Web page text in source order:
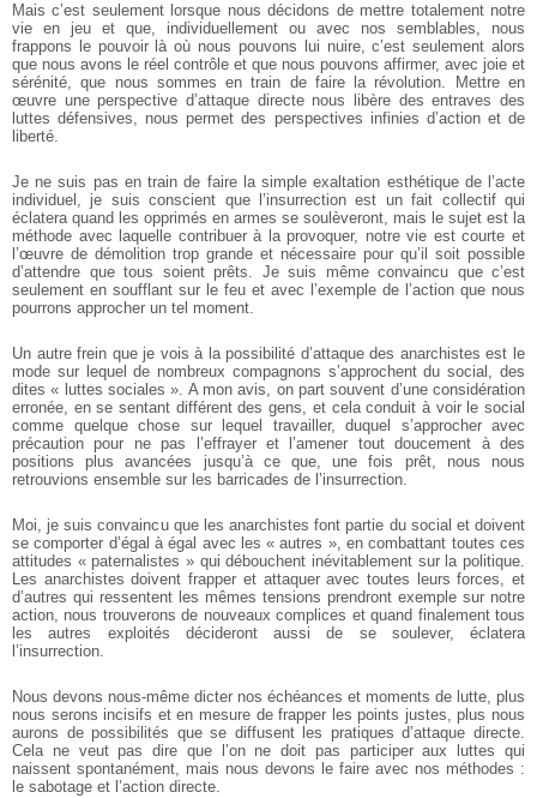
Mais c’est seulement lorsque nous décidons de mettre totalement notre
vie en jeu et que, individuellement ou avec nos semblables, nous
frappons le pouvoir là où nous pouvons lui nuire, c’est seulement alors
que nous avons le réel contrôle et que nous pouvons affirmer, avec joie et
sérénité, que nous sommes en train de faire larévolution. Mettre en
œuvre une perspective d’attaque directe nous libère des entraves des
luttes défensives, nous permet des perspectives infinies d’action et de
liberté.
Je ne suis pas en train de faire la simple exaltation esthétique de l’acte
individuel, je suis conscient que l’insurrection est un fait collectif qui
éclatera quand les opprimés en armes se soulèveront, mais le sujet est la
méthode avec laquelle contribuer à la provoquer, notre vie est courte et
l’œuvre de démolition trop grande et nécessaire pour qu’il soit possible
d’attendre que tous soient prêts. Je suis mêmeconvaincu que c’est
seulement en soufflant sur le feu et avec l’exemple de l’action que nous
pourrons approcher un tel moment.
Un autre frein que je vois à la possibilité d’attaque des anarchistes est le
mode sur lequel de nombreux compagnons s’approchent du social, des
dites « luttes sociales ». A mon avis, on part souvent d’une considération
erronée, en se sentant différent des gens, et cela conduit à voir le social
comme quelque chose sur lequel travailler, duquel
s’approcher avec
précaution pour ne pas l’effrayer et l’amener tout doucement à des
positions plus avancées jusqu’à ce que, une fois prêt, nous nous
retrouvions ensemble sur les barricades de l’insurrection.
Moi, je suis convaincu que les anarchistes font partie du social et doivent
se comporter d’égal à égal avec les « autres », en combattant toutes ces
attitudes « paternalistes » qui débouchent inévitablement sur la politique.
Les anarchistes doivent frapper et attaquer avec toutes leurs forces, et
d’autres qui ressentent les mêmes tensions prendront exemple sur notre
action, nous trouverons de nouveaux complices et quand finalement tous
les autres exploités décideront aussi de se soulever, éclatera
l’insurrection.
Nous devons nous-même dicter nos échéances et moments de lutte, plus
nous serons incisifs et en mesure de frapper les points justes, plus nous
aurons depossibilités que se diffusent les pratiques d’attaque directe.
Cela ne veut pas dire quel’on ne doit pas participer aux luttes qui
naissent spontanément, mais nous devons le faire avec nos méthodes :
le sabotage et l’action directe.